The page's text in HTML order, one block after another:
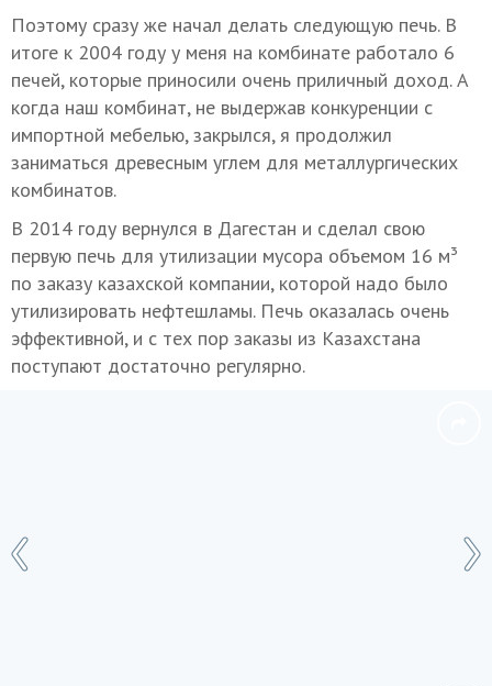
Поэтому сразу же начал делать следующую печь. В
итоге к 2004 году у меня на комбинате работало 6
печей, которые приносили очень приличный доход. А
когда наш комбинат, не выдержав конкуренции с
импортной мебелью, закрылся, я продолжил
заниматься древесным углем для металлургических
комбинатов.
В 2014 году вернулся в Дагестан и сделал свою
первую печь для утилизации мусора объемом 16 м³
по заказу казахской компании, которой надо было
утилизировать нефтешламы. Печь оказалась очень
эффективной, и с тех пор заказы из Казахстана
поступают достаточно регулярно.